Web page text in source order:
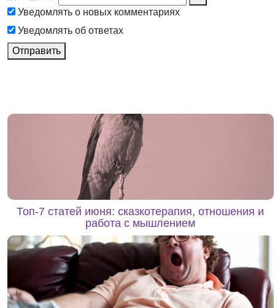
Уведомлять о новых комментариях
Уведомлять об ответах
Отправить
Топ-7 статей июня: сказкотерапия, отношения и
работа с мышлением